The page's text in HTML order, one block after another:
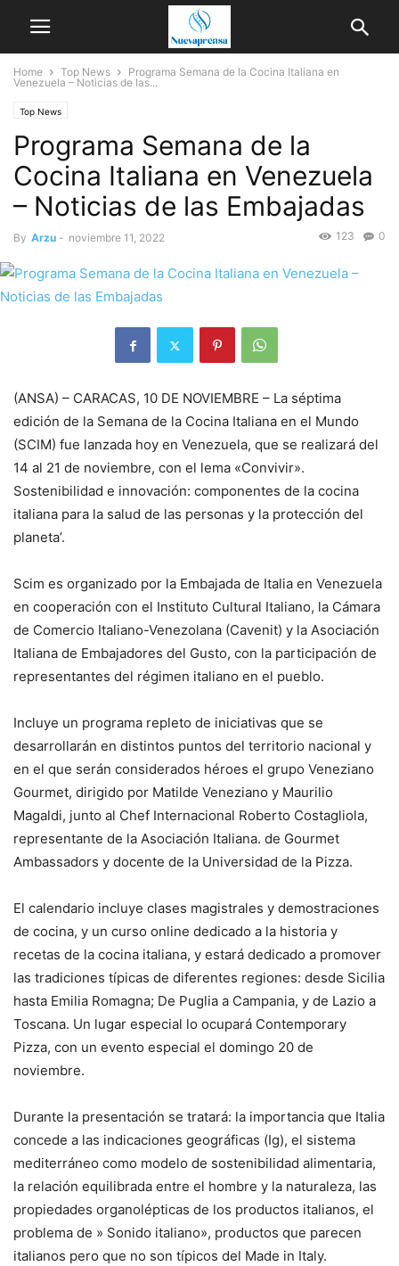
Home Top News
Programa Semana de la Cocina Italiana en
Venezuela – Noticias de las...
Top News
Programa Semana de la
Cocina Italiana en Venezuela
– Noticias de las Embajadas
By Arzu - noviembre 11, 2022 0
123
(ANSA) – CARACAS, 10 DE NOVIEMBRE – La séptima
edición de la Semana de la Cocina Italiana en el Mundo
(SCIM) fue lanzada hoy en Venezuela, que se realizará del
14 al 21 de noviembre, con el lema «Convivir».
Sostenibilidad e innovación: componentes de la cocina
italiana para la salud de las personas y la protección del
planeta’.
Scim es organizado por la Embajada de Italia en Venezuela
en cooperación con el Instituto Cultural Italiano, la Cámara
de Comercio Italiano-Venezolana (Cavenit) y la Asociación
Italiana de Embajadores del Gusto, con la participación de
representantes del régimen italiano en el pueblo.
Incluye un programa repleto de iniciativas que se
desarrollarán en distintos puntos del territorio nacional y
en el que serán considerados héroes el grupo Veneziano
Gourmet, dirigido por Matilde Veneziano y Maurilio
Magaldi, junto al Chef Internacional Roberto Costagliola,
representante de la Asociación Italiana. de Gourmet
Ambassadors y docente de la Universidad de la Pizza.
El calendario incluye clases magistrales y demostraciones
de cocina, y un curso online dedicado a la historia y
recetas de la cocina italiana, y estará dedicado a promover
las tradiciones típicas de diferentes regiones: desde Sicilia
hasta Emilia Romagna; De Puglia a Campania, y de Lazio a
Toscana. Un lugar especial lo ocupará Contemporary
Pizza, con un evento especial el domingo 20 de
noviembre.
Durante la presentación se tratará: la importancia que Italia
concede a las indicaciones geográficas (Ig), el sistema
mediterráneo como modelo de sostenibilidad alimentaria,
la relación equilibrada entre el hombre y la naturaleza, las
propiedades organolépticas de los productos italianos, el
problema de » Sonido italiano», productos que parecen
italianos pero que no son típicos del Made in Italy.